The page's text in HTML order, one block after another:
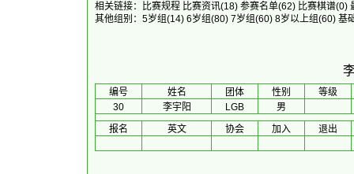
相关链接：
比赛规程 比赛资讯(18) 参赛名单(62) 比赛棋谱(0)
其他组别： 5岁组(14) 6岁组(80) 7岁组(60) 8岁以上组(60) 基
编号 姓名 团体 性别
等级
30
李宇阳 LGB
男
报名
英文 协会 加入 退出